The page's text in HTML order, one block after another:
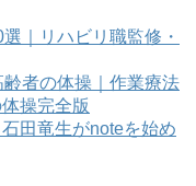
｜リハビリ職監修・
齢者の体操｜作業療法
操完全版
田竜生がnoteを始め